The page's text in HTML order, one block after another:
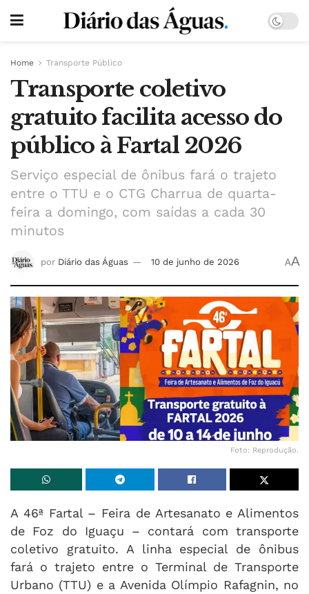
Home Transporte Público
Transporte coletivo
gratuito facilita acesso do
público à Fartal 2026
Serviço especial de ônibus fará o trajeto
entre o TTU e o CTG Charrua de quarta-
feira a domingo, com saídas a cada 30
minutos
por Diário das Águas 10 de junho de 2026 AA
Foto: Reprodução.
A 46ª Fartal – Feira de Artesanato e Alimentos
de Foz do Iguaçu – contará com transporte
coletivo gratuito. A linha especial de ônibus
fará o trajeto entre o Terminal de Transporte
Urbano (TTU) e a Avenida Olímpio Rafagnin, no